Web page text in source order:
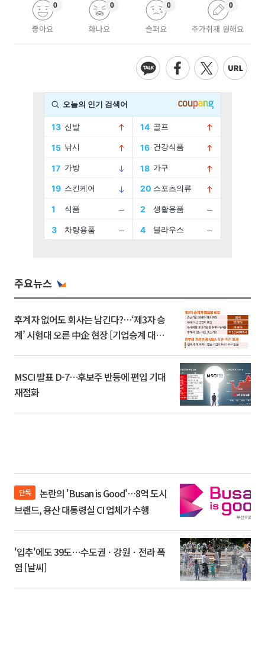
좋아요
0
화나요
0
슬퍼요
0
추가취재 원해요
0
주요뉴스
후계자 없어도 회사는 남긴다?…‘제3자 승
계’ 시험대 오른 中企 현장 [기업승계 대전
MSCI 발표 D-7…후보주 반등에 편입 기대
재점화
단독
브랜드, 용산 대통령실 CI 업체가 수행
'입추'에도 39도⋯수도권ㆍ강원ㆍ전라 폭
염 [날씨]